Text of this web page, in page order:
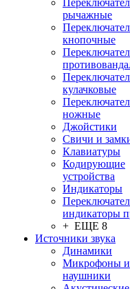
рычажные
кнопочные
кулачковые
ножные
Джойстики
Свичи и
Клавиатуры
Кодирующие
устройства
Индикаторы
индикаторы
+ ЕЩЕ 8
Источники звука
Динамики
Микрофоны и
наушники